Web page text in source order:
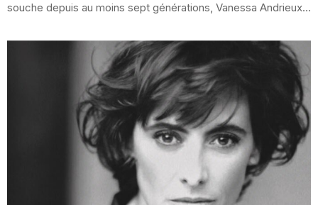
souche depuis au moins sept générations, Vanessa Andrieux